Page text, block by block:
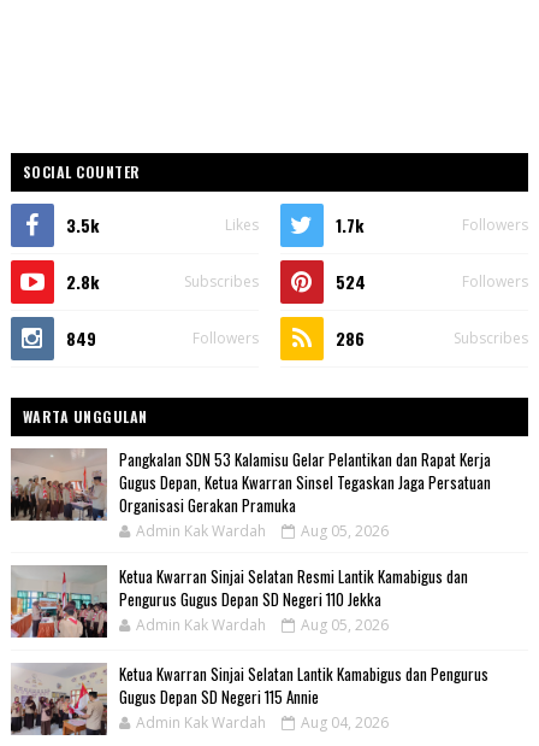
SOCIAL COUNTER
3.5k Likes 1.7k Followers
2.8k Subscribes 524 Followers
849 Followers 286 Subscribes
WARTA UNGGULAN
Pangkalan SDN 53 Kalamisu Gelar Pelantikan dan Rapat Kerja
Gugus Depan, Ketua Kwarran Sinsel Tegaskan Jaga Persatuan
Organisasi Gerakan Pramuka
Admin Kak Wardah Aug 05, 2026
Ketua Kwarran Sinjai Selatan Resmi Lantik Kamabigus dan
Pengurus Gugus Depan SD Negeri 110 Jekka
Admin Kak Wardah Aug 05, 2026
Ketua Kwarran Sinjai Selatan Lantik Kamabigus dan Pengurus
Gugus Depan SD Negeri 115 Annie
Admin Kak Wardah Aug 04, 2026